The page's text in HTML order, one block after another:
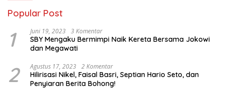
Popular Post
1 Juni 19, 2023 3 Komentar
SBY Mengaku Bermimpi Naik Kereta Bersama Jokowi
dan Megawati
2 Agustus 17, 2023 2 Komentar
Hilirisasi Nikel, Faisal Basri, Septian Hario Seto, dan
Penyiaran Berita Bohong!